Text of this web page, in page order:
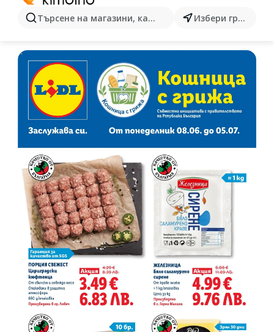
Търсене на магазини, категории, продукти...Избери град